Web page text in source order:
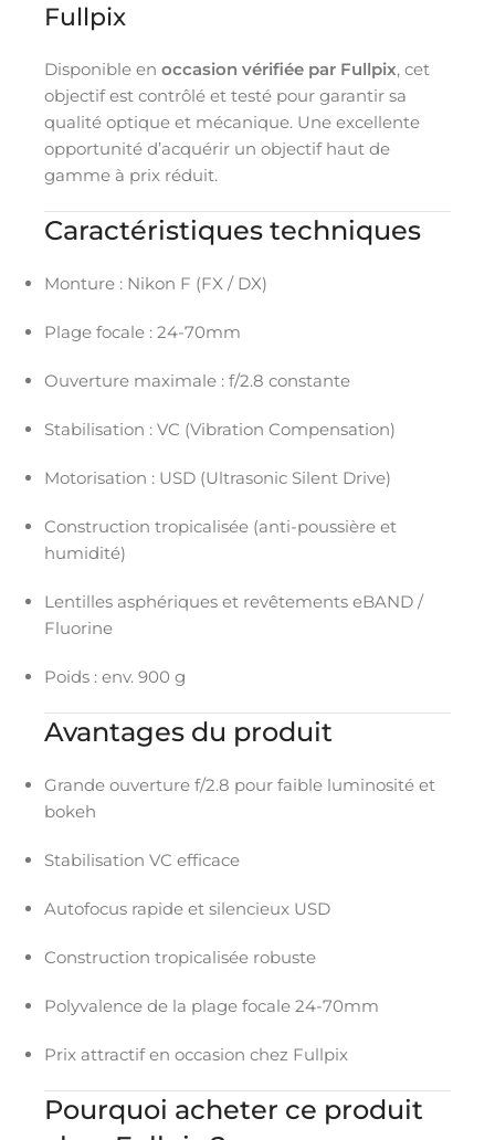
Fullpix
Disponible en occasion vérifiée par Fullpix, cet
objectif est contrôlé et testé pour garantir sa
qualité optique et mécanique. Une excellente
opportunité d’acquérir un objectif haut de
gamme à prix réduit.
Caractéristiques techniques
Monture : Nikon F (FX / DX)
Plage focale : 24-70mm
Ouverture maximale : f/2.8 constante
Stabilisation : VC (Vibration Compensation)
Motorisation : USD (Ultrasonic Silent Drive)
Construction tropicalisée (anti-poussière et
humidité)
Lentilles asphériques et revêtements eBAND /
Fluorine
Poids : env. 900 g
Avantages du produit
Grande ouverture f/2.8 pour faible luminosité et
bokeh
Stabilisation VC efficace
Autofocus rapide et silencieux USD
Construction tropicalisée robuste
Polyvalence de la plage focale 24-70mm
Prix attractif en occasion chez Fullpix
Pourquoi acheter ce produit